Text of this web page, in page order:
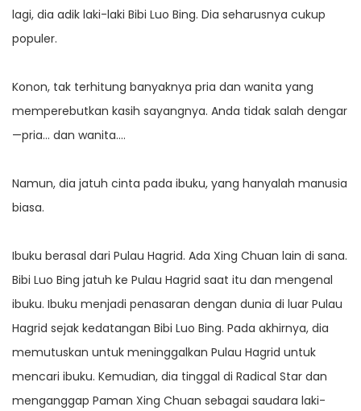
lagi, dia adik laki-laki Bibi Luo Bing. Dia seharusnya cukup
populer.
Konon, tak terhitung banyaknya pria dan wanita yang
memperebutkan kasih sayangnya. Anda tidak salah dengar
—pria… dan wanita….
Namun, dia jatuh cinta pada ibuku, yang hanyalah manusia
biasa.
Ibuku berasal dari Pulau Hagrid. Ada Xing Chuan lain di sana.
Bibi Luo Bing jatuh ke Pulau Hagrid saat itu dan mengenal
ibuku. Ibuku menjadi penasaran dengan dunia di luar Pulau
Hagrid sejak kedatangan Bibi Luo Bing. Pada akhirnya, dia
memutuskan untuk meninggalkan Pulau Hagrid untuk
mencari ibuku. Kemudian, dia tinggal di Radical Star dan
menganggap Paman Xing Chuan sebagai saudara laki-